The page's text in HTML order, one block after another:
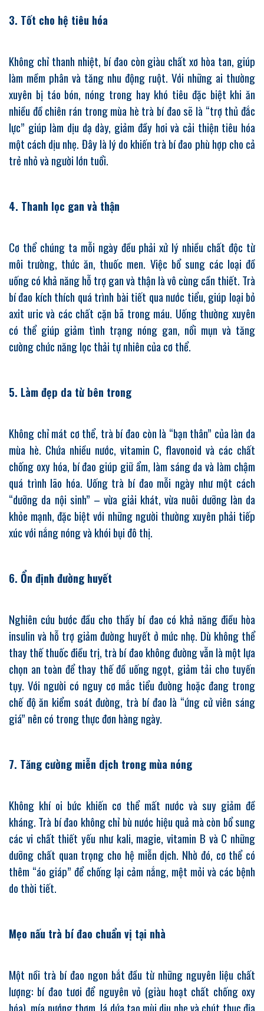
3. Tốt cho hệ tiêu hóa
Không chỉ thanh nhiệt, bí đao còn giàu chất xơ hòa tan, giúp
làm mềm phân và tăng nhu động ruột. Với những ai thường
xuyên bị táo bón, nóng trong hay khó tiêu đặc biệt khi ăn
nhiều đồ chiên rán trong mùa hè trà bí đao sẽ là “trợ thủ đắc
lực” giúp làm dịu dạ dày, giảm đầy hơi và cải thiện tiêu hóa
một cách dịu nhẹ. Đây là lý do khiến trà bí đao phù hợp cho cả
trẻ nhỏ và người lớn tuổi.
4. Thanh lọc gan và thận
Cơ thể chúng ta mỗi ngày đều phải xử lý nhiều chất độc từ
môi trường, thức ăn, thuốc men. Việc bổ sung các loại đồ
uống có khả năng hỗ trợ gan và thận là vô cùng cần thiết. Trà
bí đao kích thích quá trình bài tiết qua nước tiểu, giúp loại bỏ
axit uric và các chất cặn bã trong máu. Uống thường xuyên
có thể giúp giảm tình trạng nóng gan, nổi mụn và tăng
cường chức năng lọc thải tự nhiên của cơ thể.
5. Làm đẹp da từ bên trong
Không chỉ mát cơ thể, trà bí đao còn là “bạn thân” của làn da
mùa hè. Chứa nhiều nước, vitamin C, flavonoid và các chất
chống oxy hóa, bí đao giúp giữ ẩm, làm sáng da và làm chậm
quá trình lão hóa. Uống trà bí đao mỗi ngày như một cách
“dưỡng da nội sinh” – vừa giải khát, vừa nuôi dưỡng làn da
khỏe mạnh, đặc biệt với những người thường xuyên phải tiếp
xúc với nắng nóng và khói bụi đô thị.
6. Ổn định đường huyết
Nghiên cứu bước đầu cho thấy bí đao có khả năng điều hòa
insulin và hỗ trợ giảm đường huyết ở mức nhẹ. Dù không thể
thay thế thuốc điều trị, trà bí đao không đường vẫn là một lựa
chọn an toàn để thay thế đồ uống ngọt, giảm tải cho tuyến
tụy. Với người có nguy cơ mắc tiểu đường hoặc đang trong
chế độ ăn kiểm soát đường, trà bí đao là “ứng cử viên sáng
giá” nên có trong thực đơn hàng ngày.
7. Tăng cường miễn dịch trong mùa nóng
Không khí oi bức khiến cơ thể mất nước và suy giảm đề
kháng. Trà bí đao không chỉ bù nước hiệu quả mà còn bổ sung
các vi chất thiết yếu như kali, magie, vitamin B và C những
dưỡng chất quan trọng cho hệ miễn dịch. Nhờ đó, cơ thể có
thêm “áo giáp” để chống lại cảm nắng, mệt mỏi và các bệnh
do thời tiết.
Mẹo nấu trà bí đao chuẩn vị tại nhà
Một nồi trà bí đao ngon bắt đầu từ những nguyên liệu chất
lượng: bí đao tươi để nguyên vỏ (giàu hoạt chất chống oxy
hóa), mía nướng thơm, lá dứa tạo mùi dịu nhẹ và chút thục địa